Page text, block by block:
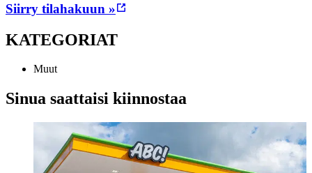
Siirry tilahakuun »
KATEGORIAT
Muut
Sinua saattaisi kiinnostaa